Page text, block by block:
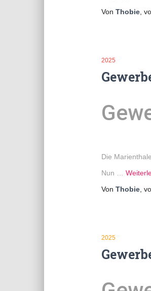
Von Thobie,
2025
Die
Nun …
Von Thobie,
2025